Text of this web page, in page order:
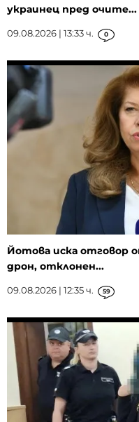
украинец пред очите...
09.08.2026 | 13:33 ч. 0
Йотова иска отговор
дрон, отклонен...
09.08.2026 | 12:35 ч. 59